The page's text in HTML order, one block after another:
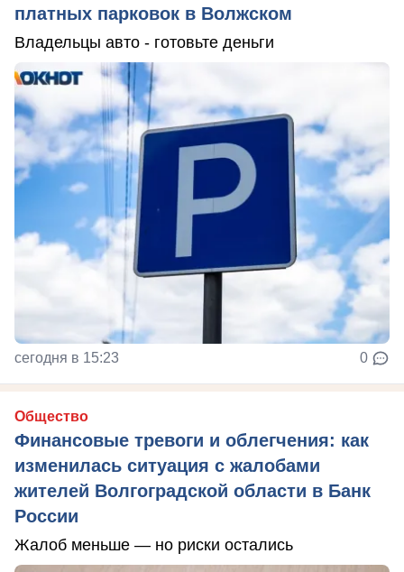
платных парковок в Волжском
Владельцы авто - готовьте деньги
сегодня в 15:23 0
Общество
Финансовые тревоги и облегчения: как
изменилась ситуация с жалобами
жителей Волгоградской области в Банк
России
Жалоб меньше — но риски остались